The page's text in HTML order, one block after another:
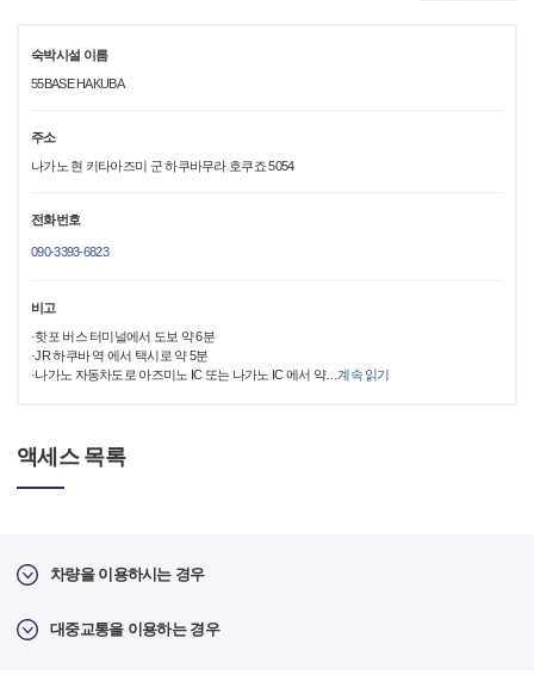
숙박시설 이름
55BASE HAKUBA
주소
나가노 현 키타아즈미 군 하쿠바무라 호쿠죠 5054
전화번호
090-3393-6823
비고
·핫포 버스 터미널에서 도보 약 6분
·JR 하쿠바 역 에서 택시로 약 5분
·나가노 자동차도로 아즈미노 IC 또는 나가노 IC 에서 약… 계속 읽기
액세스 목록
차량을 이용하시는 경우
대중교통을 이용하는 경우